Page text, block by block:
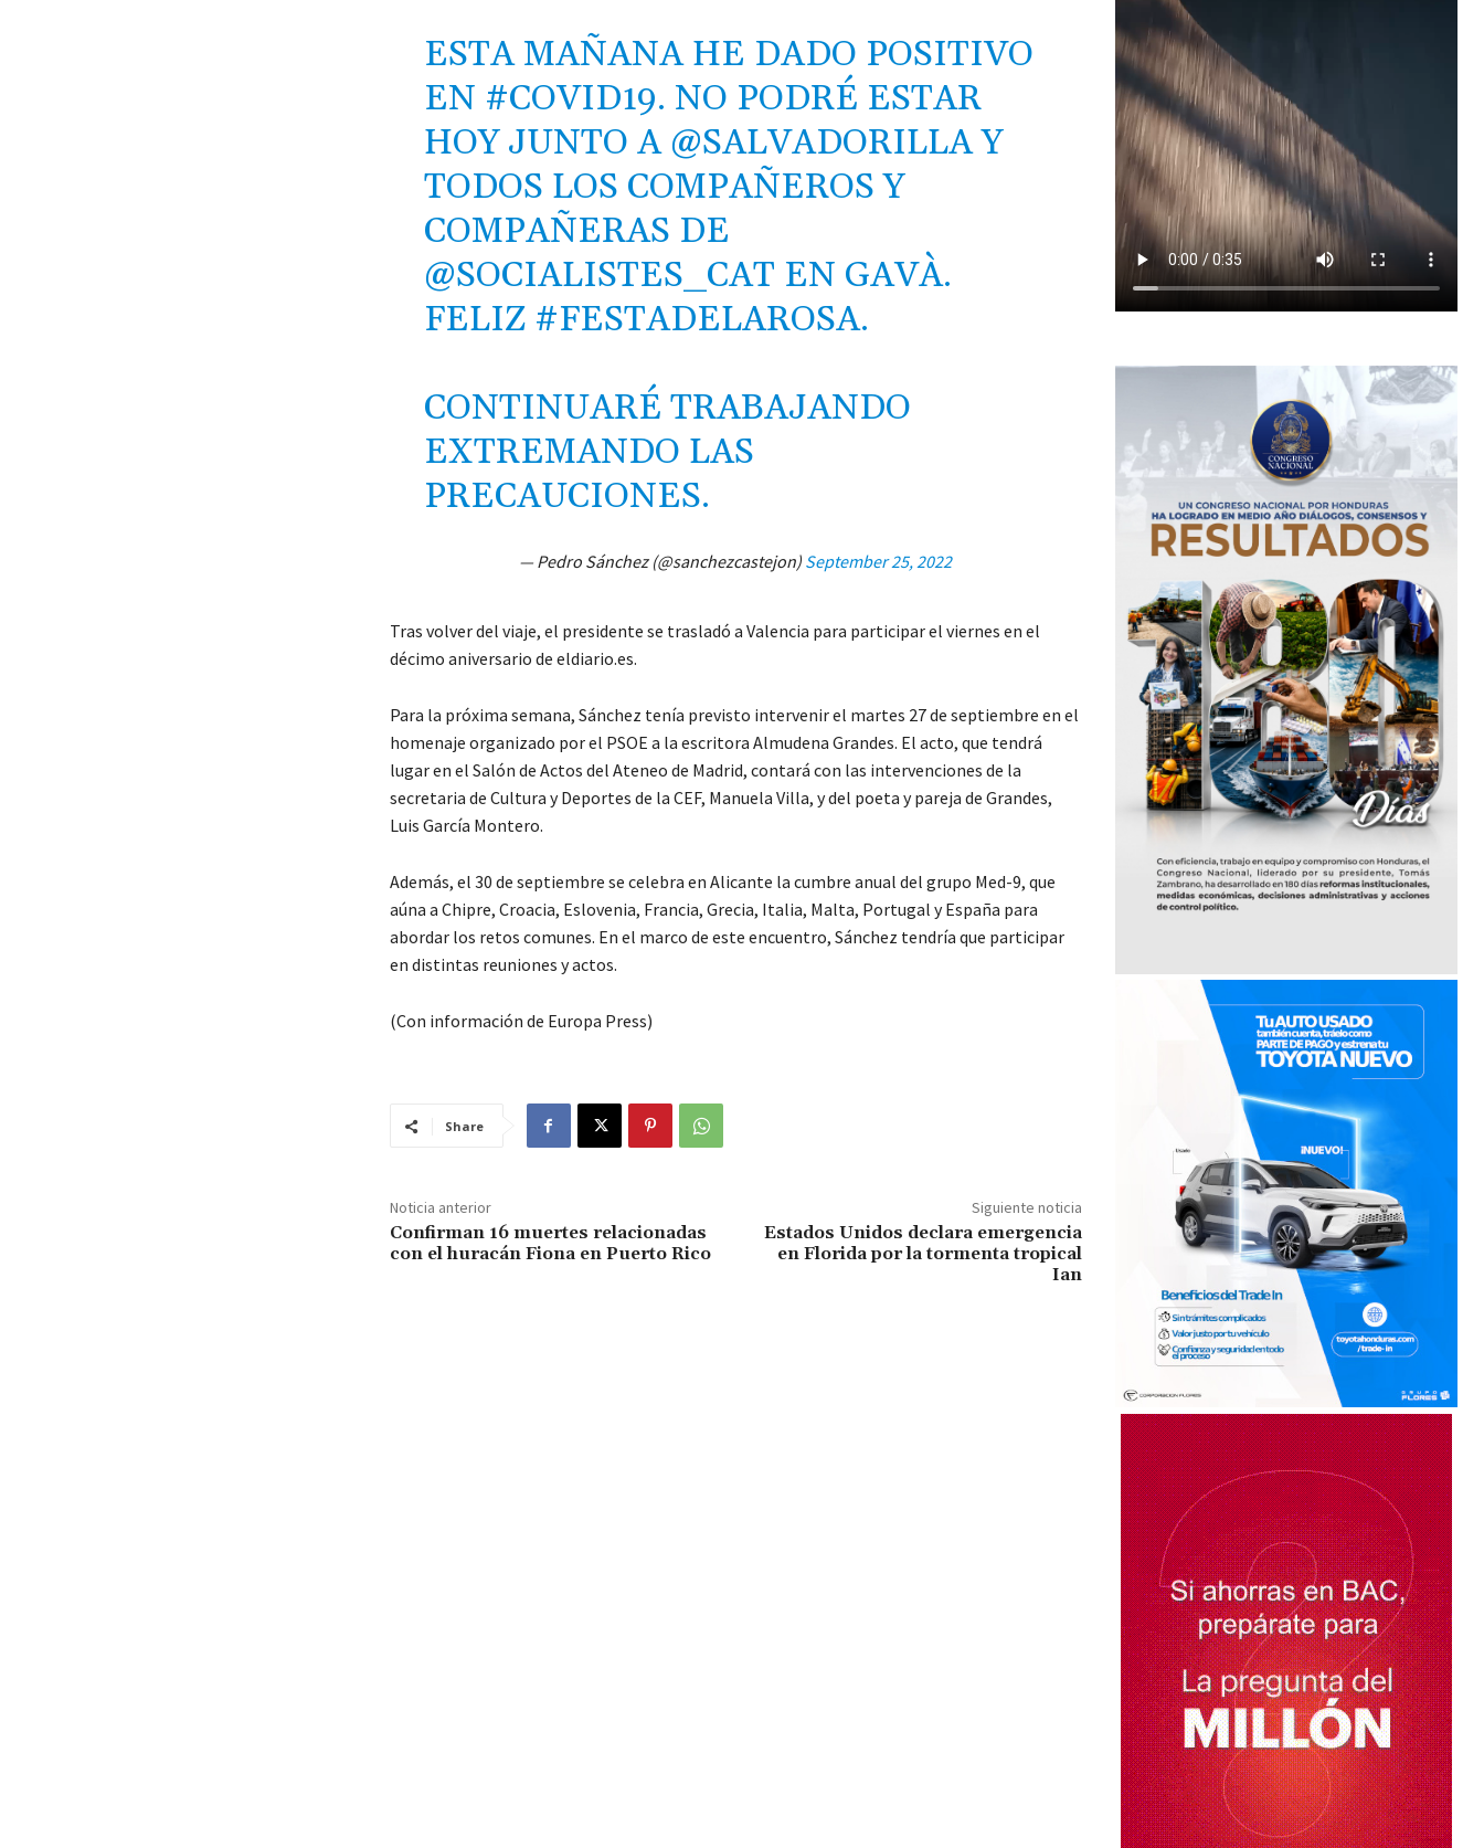
ESTA MAÑANA HE DADO POSITIVO
EN #COVID19. NO PODRÉ ESTAR
HOY JUNTO A @SALVADORILLAY
TODOS LOS COMPAÑEROS Y
COMPAÑERAS DE
@SOCIALISTES_CAT EN GAVÀ.
FELIZ #FESTADELAROSA.
CONTINUARÉ TRABAJANDO
EXTREMANDO LAS
PRECAUCIONES.
— Pedro Sánchez (@sanchezcastejon) September 25, 2022
Tras volver del viaje, el presidente se trasladó a Valencia para participar el viernes en el
décimo aniversario de eldiario.es.
Para la próxima semana, Sánchez tenía previsto intervenir el martes 27 de septiembre en el
homenaje organizado por el PSOE a la escritora Almudena Grandes. El acto, que tendrá
lugar en el Salón de Actos del Ateneo de Madrid, contará con las intervenciones de la
secretaria de Cultura y Deportes de la CEF, Manuela Villa, y del poeta y pareja de Grandes,
Luis García Montero.
Además, el 30 de septiembre se celebra en Alicante la cumbre anual del grupo Med-9, que
aúna a Chipre, Croacia, Eslovenia, Francia, Grecia, Italia, Malta, Portugal y España para
abordar los retos comunes. En el marco de este encuentro, Sánchez tendría que participar
en distintas reuniones y actos.
(Con información de Europa Press)
Share
Noticia anterior
Confirman 16 muertes relacionadas
con el huracán Fiona en Puerto Rico
Siguiente noticia
Estados Unidos declara emergencia
en Florida por la tormenta tropical
Ian